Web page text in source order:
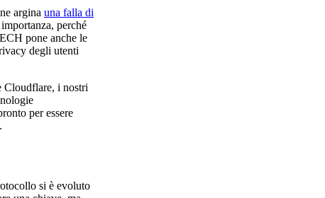
argina una falla di
perché
pone anche le
degli utenti
Cloudflare, i nostri
per essere
si è evoluto